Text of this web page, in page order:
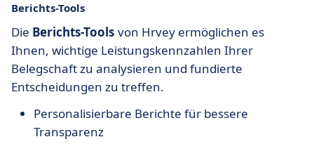
Berichts-Tools
Die Berichts-Tools von Hrvey ermöglichen es
Ihnen, wichtige Leistungskennzahlen Ihrer
Belegschaft zu analysieren und fundierte
Entscheidungen zu treffen.
Personalisierbare Berichte für bessere
Transparenz